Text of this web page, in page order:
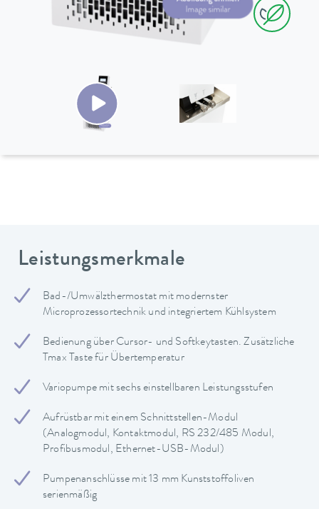
Leistungsmerkmale
Bad-/Umwälzthermostat mit modernster
Microprozessortechnik und integriertem Kühlsystem
Bedienung über Cursor- und Softkeytasten. Zusätzliche
Tmax Taste für Übertemperatur
Variopumpe mit sechs einstellbaren Leistungsstufen
Aufrüstbar mit einem Schnittstellen-Modul
(Analogmodul, Kontaktmodul, RS 232/485 Modul,
Profibusmodul, Ethernet-USB-Modul)
Pumpenanschlüsse mit 13 mm Kunststoffoliven
serienmäßig